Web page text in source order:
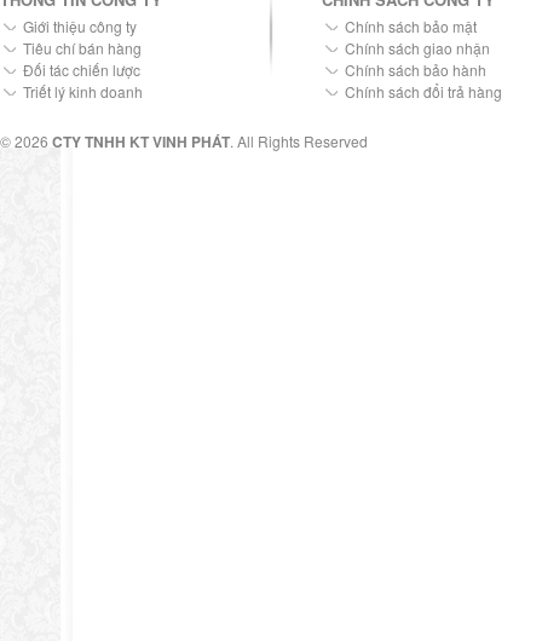
Giới thiệu công ty
Tiêu chí bán hàng
Đối tác chiến lược
Triết lý kinh doanh
Chính sách bảo mật
Chính sách giao nhận
Chính sách bảo hành
Chính sách đổi trả hàng
© 2026 CTY TNHH KT VINH PHÁT. All Rights Reserved